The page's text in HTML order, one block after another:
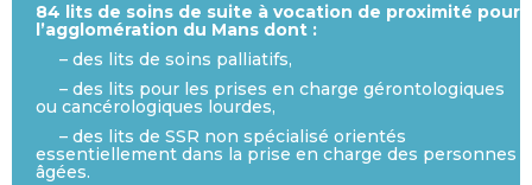
84 lits de soins de suite à vocation de proximité pour
l’agglomération du Mans dont :
– des lits de soins palliatifs,
– des lits pour les prises en charge gérontologiques
ou cancérologiques lourdes,
– des lits de SSR non spécialisé orientés
essentiellement dans la prise en charge des personnes
âgées.